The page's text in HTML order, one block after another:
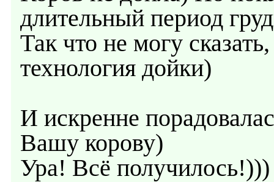
длительный период
Так что не могу
технология дойки)
И искренне
Вашу корову)
Ура! Всё получилось!)))